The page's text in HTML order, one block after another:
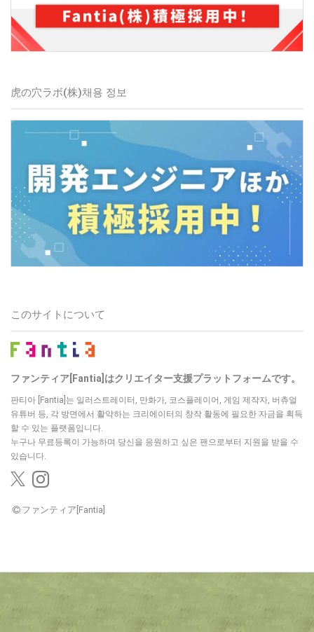
虎の穴ラボ(株)채용 정보
このサイトについて
ファンティア[Fantia]はクリエイター支援プラットフォームです。
판티아 [Fantia]는 일러스트레이터, 만화가, 코스플레이어, 게임 제작자, 버츄얼
유튜버 등, 각 방면에서 활약하는 크리에이터의 창작 활동에 필요한 자금을 획득
할 수 있는 플랫폼입니다.
누구나 무료등록이 가능하며 당신을 응원하고 싶은 팬으로부터 지원을 받을 수
있습니다.
ファンティア[Fantia]